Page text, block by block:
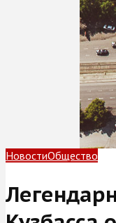
НовостиОбщество